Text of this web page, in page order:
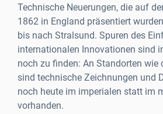
Technische Neuerungen, die auf
1862 in England präsentiert
bis nach Stralsund. Spuren des
internationalen Innovationen sind
noch zu finden: An Standorten wie
sind technische Zeichnungen und
noch heute im imperialen statt im
vorhanden.